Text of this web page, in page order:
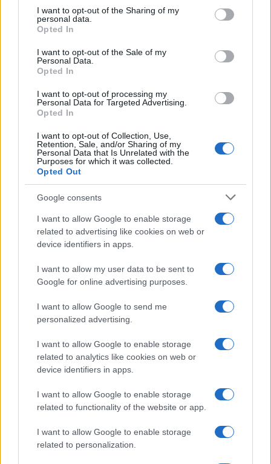
not limited to your visit or usage behaviour. You may click to
grant or deny consent to Google and its third-party tags to
use your data for below specified purposes in below Google
consent section.
I want to opt-out of the Sharing of my
personal data.
Opted In
I want to opt-out of the Sale of my
Personal Data.
Opted In
I want to opt-out of processing my
Personal Data for Targeted Advertising.
Opted In
I want to opt-out of Collection, Use,
Retention, Sale, and/or Sharing of my
Personal Data that Is Unrelated with the
Purposes for which it was collected.
Opted Out
Google consents
I want to allow Google to enable storage
related to advertising like cookies on web or
device identifiers in apps.
I want to allow my user data to be sent to
Google for online advertising purposes.
I want to allow Google to send me
personalized advertising.
I want to allow Google to enable storage
related to analytics like cookies on web or
device identifiers in apps.
I want to allow Google to enable storage
related to functionality of the website or app.
I want to allow Google to enable storage
related to personalization.
Εξυπηρέτησης Πολιτών τουΑΣΕΠ(Πουλίου 6,
Αμπελόκηποι).
Οι οριστικοί πίνακες θα προκύψουν μετά την εκδίκαση
τυχόν ενστάσεων, η προθεσμία υποβολής των οποίων
ορίζεται από την ημέρα Πέμπτη 15 Μαρτίου 2018
έωςκαι την πάροδο της ημέρας Δευτέρα 26 Μαρτίου
Επισημαίνεται ότι ενστάσεις επιτρέπονται μόνο για
λόγους νομιμότητας της διαδικασίας και όχι για την ‘’επί
της ουσίας’’ κρίση της οικείας επιτροπής αξιολόγησης.
ΑΣΕΠ-3Κ/2018: 57.749 οι αιτήσεις -Μπαίνει ακόμη και 1